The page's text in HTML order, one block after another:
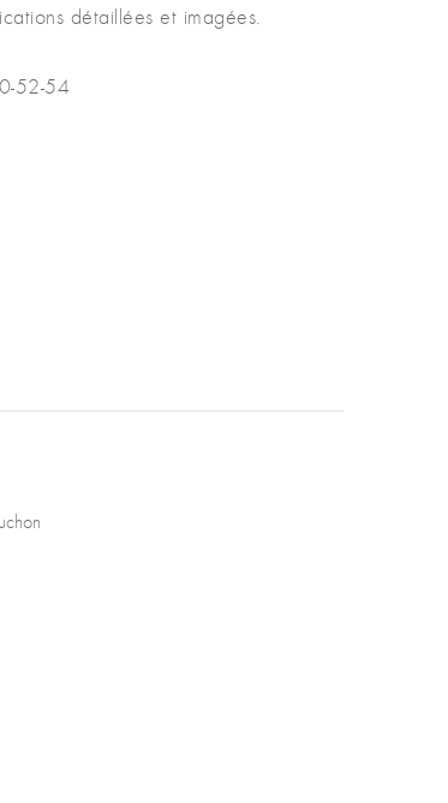
détaillées et imagées.
52-54